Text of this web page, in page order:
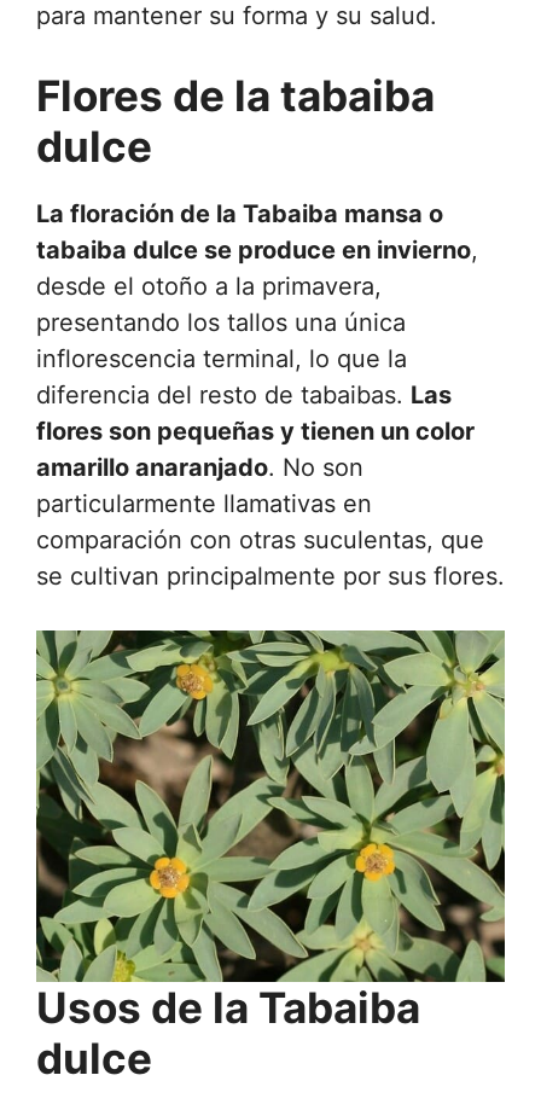
para mantener su forma y su salud.
Flores de la tabaiba
dulce
La floración de la Tabaiba mansa o
tabaiba dulce se produce en invierno,
desde el otoño a la primavera,
presentando los tallos una única
inflorescencia terminal, lo que la
diferencia del resto de tabaibas. Las
flores son pequeñas y tienen un color
amarillo anaranjado. No son
particularmente llamativas en
comparación con otras suculentas, que
se cultivan principalmente por sus flores.
Usos de la Tabaiba
dulce